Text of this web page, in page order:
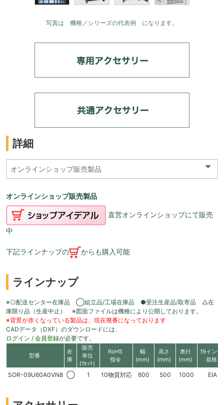
写真は 機種／シリーズの代表例 になります。
詳細
オンラインショップ販売製品
直営オンラインショップにて販売
中
下記ラインナップの からも購入可能
ラインナップ
※◎配送センター在庫品 ◯組立品/工場在庫品 ●受注生産品/取寄品 △在
庫限り品（生産中止） ※図面ファイルは機種により公開しております。
※背景が赤くなっている製品は、現在廃番になっております
CADデータ（DXF）のダウンロードには、
ログイン / 会員登録が必要です。
型番
在
庫
販売
単位
(1ｾｯﾄ)
RoHS
指令
幅
(mm)
高さ
(mm)
奥行
(mm)
19インチ
規格
SOR-09U60A0VN8 ◯ 1 10物質対応 600 500 1000 EIA